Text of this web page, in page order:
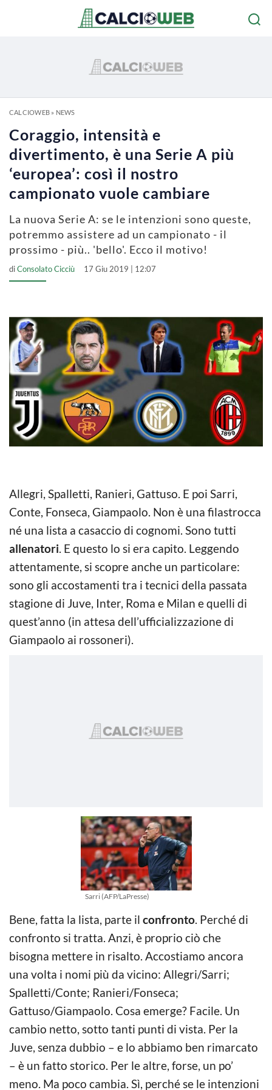
CALCIOWEB» NEWS
Coraggio, intensità e
divertimento, è una Serie A più
‘europea’: così il nostro
campionato vuole cambiare
La nuova Serie A: se le intenzioni sono queste,
potremmo assistere ad un campionato - il
prossimo - più.. 'bello'. Ecco il motivo!
diConsolato Cicciù 17 Giu 2019 | 12:07
Allegri, Spalletti, Ranieri, Gattuso. E poi Sarri,
Conte, Fonseca, Giampaolo. Non è una filastrocca
né una lista a casaccio di cognomi. Sono tutti
allenatori. E questo lo si era capito. Leggendo
attentamente, si scopre anche un particolare:
sono gli accostamenti tra i tecnici della passata
stagione di Juve, Inter, Roma e Milan e quelli di
quest’anno (in attesa dell’ufficializzazione di
Giampaolo ai rossoneri).
Sarri (AFP/LaPresse)
Bene, fatta la lista, parte il confronto. Perché di
confronto si tratta. Anzi, è proprio ciò che
bisogna mettere in risalto. Accostiamo ancora
una volta i nomi più da vicino: Allegri/Sarri;
Spalletti/Conte; Ranieri/Fonseca;
Gattuso/Giampaolo. Cosa emerge? Facile. Un
cambio netto, sotto tanti punti di vista. Per la
Juve, senza dubbio – e lo abbiamo ben rimarcato
– è un fatto storico. Per le altre, forse, un po’
meno. Ma poco cambia. Sì, perché se le intenzioni